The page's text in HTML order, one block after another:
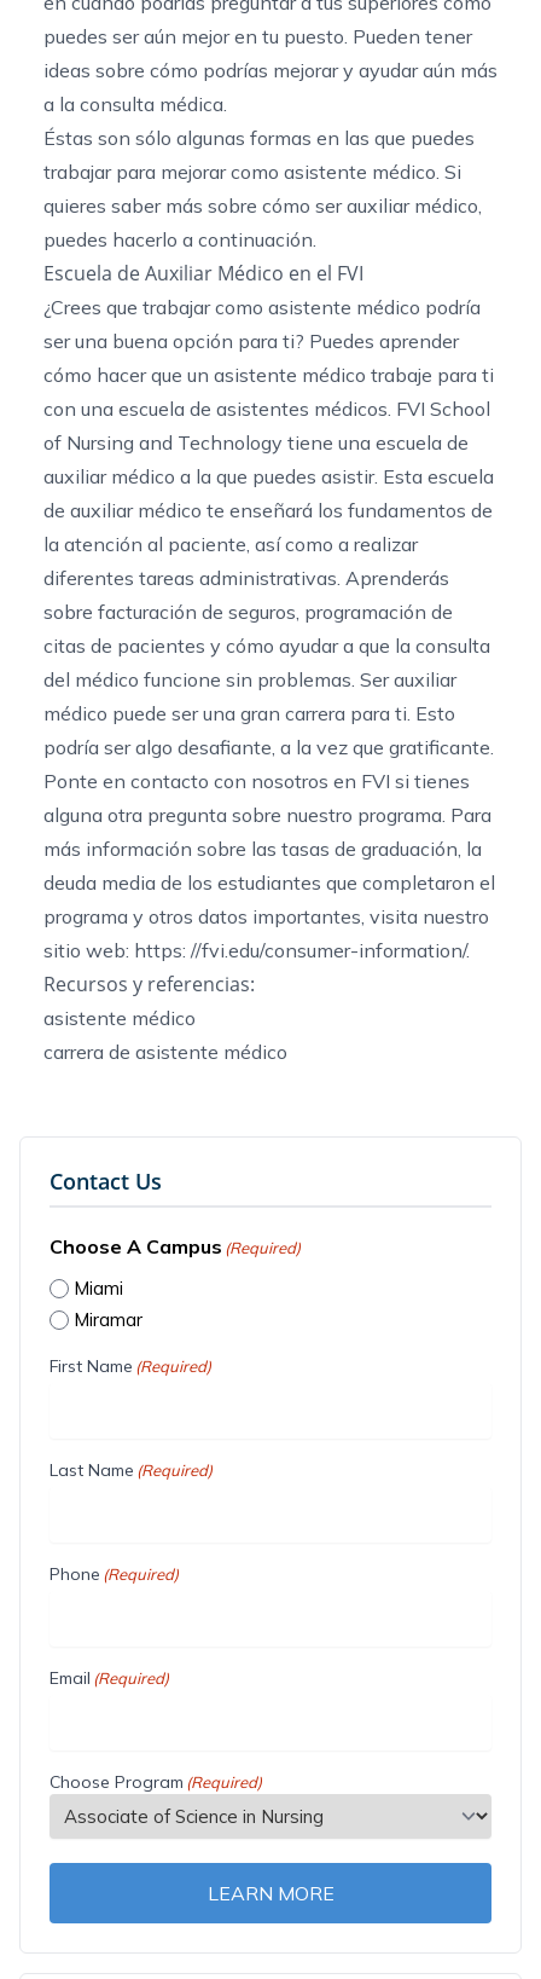
puedes ser aún mejor en tu puesto. Pueden tener
ideas sobre cómo podrías mejorar y ayudar aún más
a la consulta médica.
Éstas son sólo algunas formas en las que puedes
trabajar para mejorar como asistente médico. Si
quieres saber más sobre cómo ser auxiliar médico,
puedes hacerlo a continuación.
Escuela de Auxiliar Médico en el FVI
¿Crees que trabajar como asistente médico podría
ser una buena opción para ti? Puedes aprender
cómo hacer que un asistente médico trabaje para ti
con una escuela de asistentes médicos. FVI School
of Nursing and Technology tiene una escuela de
auxiliarmédico a la que puedes asistir. Esta escuela
de auxiliar médico te enseñará los fundamentos de
la atención al paciente, así como a realizar
diferentes tareas administrativas. Aprenderás
sobre facturación de seguros, programación de
citas de pacientes y cómo ayudar a que la consulta
del médico funcione sin problemas. Ser auxiliar
médico puede ser una gran carrera para ti. Esto
podría ser algo desafiante, a la vez que gratificante.
Ponte en contacto con nosotros en FVI si tienes
alguna otra pregunta sobre nuestro programa. Para
más información sobre las tasas de graduación, la
deuda media de los estudiantes que completaron el
programa y otros datos importantes, visita nuestro
sitio web: https: //fvi.edu/consumer-information/.
Recursos y referencias:
asistente médico
carrera de asistente médico
Contact Us
Choose A Campus (Required)
Miami
Miramar
First Name (Required)
Last Name (Required)
Phone (Required)
Email (Required)
Choose Program (Required)
LEARN MORE